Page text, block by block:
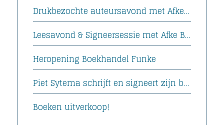
Drukbezochte auteursavond met Afke Boven bij Boekhandel Funke
Leesavond & Signeersessie met Afke Boven
Heropening Boekhandel Funke
Piet Sytema schrijft en signeert zijn boek
Boeken uitverkoop!